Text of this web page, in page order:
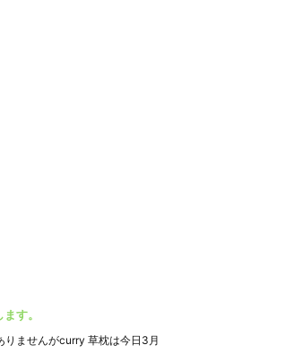
す。
りませんがcurry 草枕は今日3月